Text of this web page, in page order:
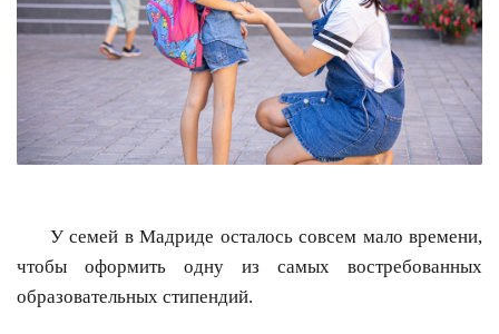
У семей в Мадриде осталось совсем мало времени,
чтобы оформить одну из самых востребованных
образовательных стипендий.